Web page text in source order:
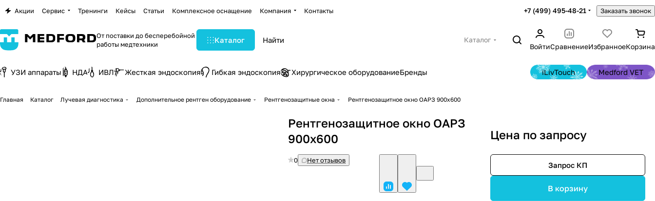
Акции Сервис Тренинги Кейсы Статьи Комплексное оснащение Компания Контакты +7 (499) 495-48-21 Заказать звонок
От поставки до бесперебойной
работы медтехники
Каталог
Каталог
ВойтиСравнениеИзбранноеКорзина
УЗИ аппараты НДА ИВЛ Жесткая эндоскопия Гибкая эндоскопия Хирургическое оборудованиеБренды iLivTouch Medford VET
Главная Каталог Лучевая диагностика Дополнительное рентген оборудование Рентгенозащитные окна Рентгенозащитное окно ОАРЗ 900х600
Рентгенозащитное окно ОАРЗ
900х600
0 Нет отзывов
Цена по запросу
Запрос КП
В корзину